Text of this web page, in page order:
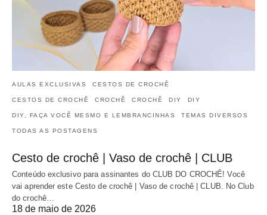
AULAS EXCLUSIVAS CESTOS DE CROCHÊ
CESTOS DE CROCHÊ CROCHÊ CROCHÊ DIY DIY
DIY, FAÇA VOCÊ MESMO E LEMBRANCINHAS TEMAS DIVERSOS
TODAS AS POSTAGENS
Cesto de crochê | Vaso de crochê | CLUB
Conteúdo exclusivo para assinantes do CLUB DO CROCHÊ! Você
vai aprender este Cesto de crochê | Vaso de crochê | CLUB. No Club
do crochê…
18 de maio de 2026